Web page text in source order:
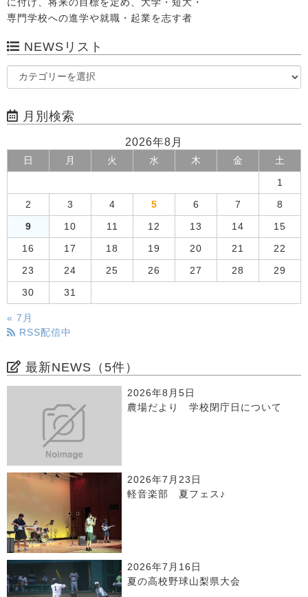
に付け、将来の目標を定め、大学・短大・
専門学校への進学や就職・起業を志す者
NEWSリスト
月別検索
2026年8月
日 月 火 水 木 金 土
1
2 3 4 5 6 7 8
9 10 11 12 13 14 15
16 17 18 19 20 21 22
23 24 25 26 27 28 29
30 31
« 7月
RSS配信中
最新NEWS（5件）
2026年8月5日
農場だより 学校閉庁日について
2026年7月23日
軽音楽部 夏フェス♪
2026年7月16日
夏の高校野球山梨県大会